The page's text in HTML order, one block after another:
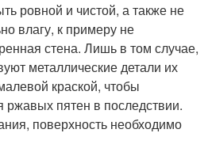
ровной и чистой, а также не
влагу, к примеру не
стена. Лишь в том случае,
металлические детали их
краской, чтобы
ржавых пятен в последствии.
поверхность необходимо